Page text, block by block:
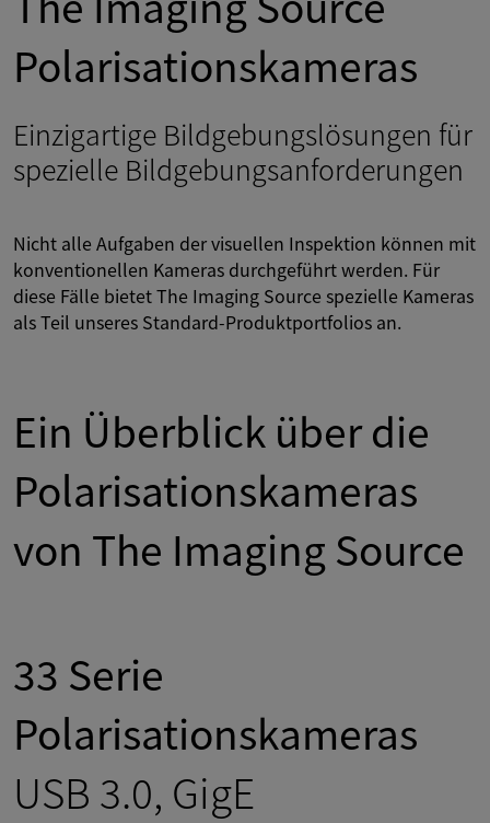
Polarisationskameras
Einzigartige Bildgebungslösungen für
spezielle Bildgebungsanforderungen
Nicht alle Aufgaben der visuellen Inspektion können mit
konventionellen Kameras durchgeführt werden. Für
diese Fälle bietet The Imaging Source spezielle Kameras
als Teil unseres Standard-Produktportfolios an.
Ein Überblick über die
Polarisationskameras
von The Imaging Source
33 Serie
Polarisationskameras
USB 3.0, GigE